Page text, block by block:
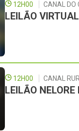
12H00 CANAL DO
LEILÃO
12H00 CANAL
LEILÃO